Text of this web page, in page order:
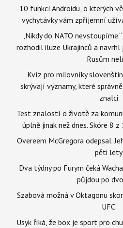
10 funkcí Androidu, o kterých
vychytávky vám zpříjemní
„Nikdy do NATO
rozhodil iluze Ukrajinců a
Rusům
Kvíz pro milovníky
skrývají významy, které
znalci
Test znalostí o životě za
úplně jinak než dnes. Skóre 8
Overeem McGregora odepsal.
pěti lety
Dva týdny po Furym čeká
půjdou po
Szabová možná v Oktagonu
UFC
Usyk říká, že box je sport pro